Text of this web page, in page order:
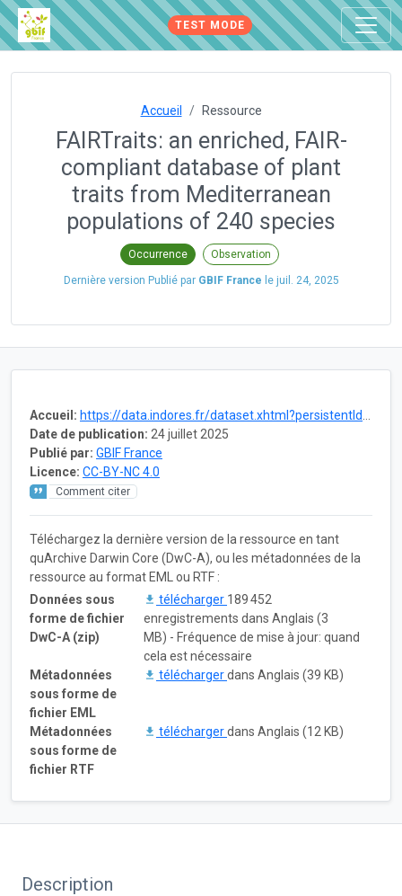
TEST MODE
Accueil Ressource
FAIRTraits: an enriched, FAIR-
compliant database of plant
traits from Mediterranean
populations of 240 species
Occurrence Observation
Dernière version Publié par GBIF France le juil. 24, 2025
Accueil: https://data.indores.fr/dataset.xhtml?persistentId=doi:10.48579/PRO/0IYLBV
Date de publication: 24 juillet 2025
Publié par: GBIF France
Licence: CC-BY-NC 4.0
Comment citer
Téléchargez la dernière version de la ressource en tant
quArchive Darwin Core (DwC-A), ou les métadonnées de la
ressource au format EML ou RTF :
Données sous
forme de fichier
DwC-A (zip)
télécharger 189 452
enregistrements dans Anglais (3
MB) - Fréquence de mise à jour: quand
cela est nécessaire
Métadonnées
sous forme de
fichier EML
téléchargerdans Anglais (39 KB)
Métadonnées
sous forme de
fichier RTF
téléchargerdans Anglais (12 KB)
Description